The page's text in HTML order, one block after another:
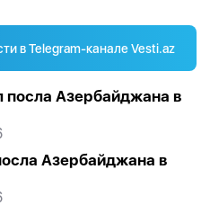
в Telegram-канале Vesti.az
посла Азербайджана в
Азербайджана в